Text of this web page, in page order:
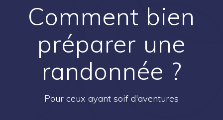
Comment bien
préparer une
randonnée ?
Pour ceux ayant soif d'aventures